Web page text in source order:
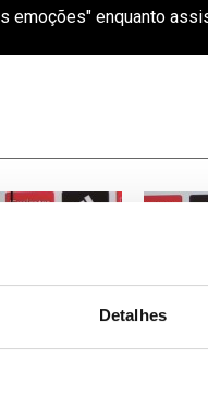
Detalhes
emoções" enquanto